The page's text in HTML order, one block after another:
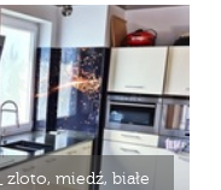
zloto, miedź, białe